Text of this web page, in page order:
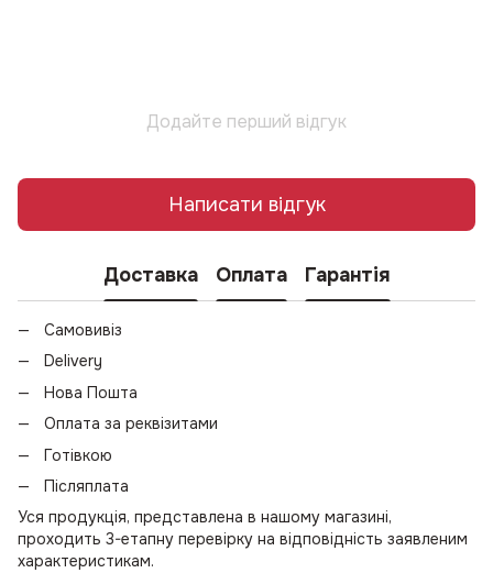
Додайте перший відгук
Написати відгук
Доставка Оплата Гарантія
Самовивіз
Delivery
Нова Пошта
Оплата за реквізитами
Готівкою
Післяплата
Уся продукція, представлена в нашому магазині,
проходить 3-етапну перевірку на відповідність заявленим
характеристикам.